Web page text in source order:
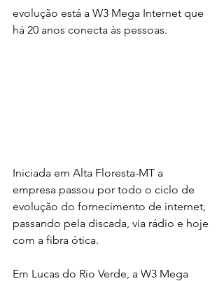
evolução está a W3 Mega Internet que
há 20 anos conecta às pessoas.
Iniciada em Alta Floresta-MT a
empresa passou por todo o ciclo de
evolução do fornecimento de internet,
passando pela discada, via rádio e hoje
com a fibra ótica.
Em Lucas do Rio Verde, a W3 Mega